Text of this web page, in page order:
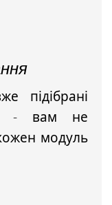
підібрані
- вам не
модуль